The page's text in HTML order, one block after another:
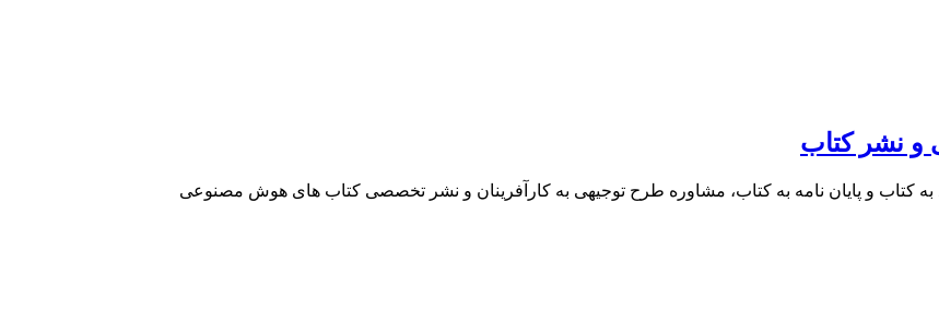
و نشر کتاب
به کتاب و پایان نامه به کتاب، مشاوره طرح توجیهی به کارآفرینان و نشر تخصصی کتاب های هوش مصنوعی